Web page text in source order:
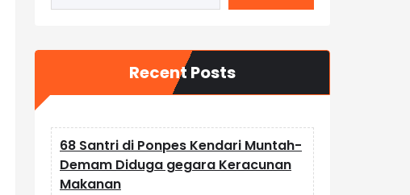
Recent Posts
68 Santri di Ponpes Kendari Muntah-
Demam Diduga gegara Keracunan
Makanan